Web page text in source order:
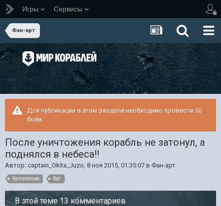
Игры Сервисы
Фан-арт
Для публикации в этом разделе необходимо провести 50
боёв.
После уничтожения корабль не затонул, а
поднялся в небеса!!
Автор: captain_Okita_Juzo, 8 ноя 2015, 01:35:07 в Фан-арт
Затопление баг
В этой теме 13 комментариев